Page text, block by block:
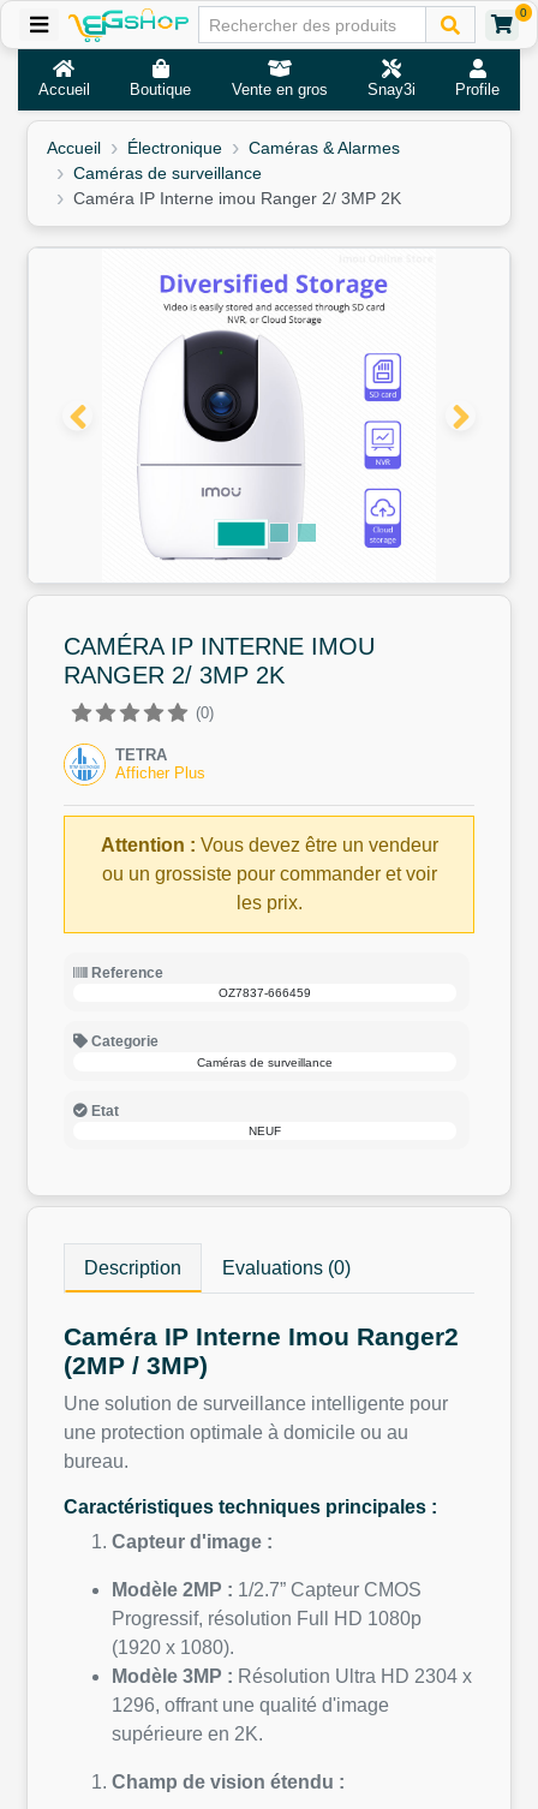
0
Accueil Boutique Vente en gros Snay3i Profile
Accueil Électronique
Caméras & Alarmes
Caméras de surveillance
Caméra IP Interne imou Ranger 2/ 3MP 2K
CAMÉRA IP INTERNE IMOU
RANGER 2/ 3MP 2K
(0)
TETRA
Afficher Plus
Attention : Vous devez être un vendeur
ou un grossiste pour commander et voir
les prix.
Reference
OZ7837-666459
Categorie
Caméras de surveillance
Etat
NEUF
Description Evaluations (0)
Caméra IP Interne Imou Ranger2
(2MP / 3MP)
Une solution de surveillance intelligente pour
une protection optimale à domicile ou au
bureau.
Caractéristiques techniques principales :
Capteur d'image :
Modèle 2MP : 1/2.7” Capteur CMOS
Progressif, résolution Full HD 1080p
(1920 x 1080).
Modèle 3MP : Résolution Ultra HD 2304 x
1296, offrant une qualité d'image
supérieure en 2K.
Champ de vision étendu :